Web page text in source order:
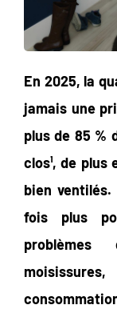
En 2025, la
jamais une
plus de 85 %
clos¹, de
bien
fois plus